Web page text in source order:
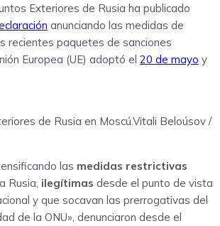
Exteriores de Rusia ha publicado
anunciando las medidas de
recientes paquetes de sanciones
Europea (UE) adoptó el 20 de mayo y
de Rusia en Moscú.Vitali Beloúsov /
las medidas restrictivas
Rusia, ilegítimas desde el punto de vista
y que socavan las prerrogativas del
de la ONU», denunciaron desde el